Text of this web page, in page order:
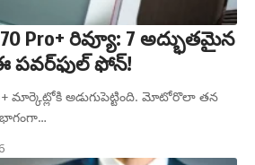
70 Pro+ రివ్యూ: 7 అద్భుతమైన
పవర్‌ఫుల్ ఫోన్!
మార్కెట్లోకి అడుగుపెట్టింది. మోటోరొలా తన